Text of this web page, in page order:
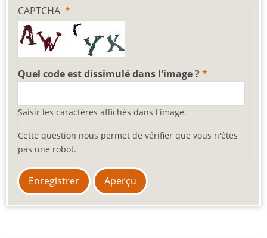
CAPTCHA
Quel code est dissimulé dans l'image ?
Saisir les caractères affichés dans l'image.
Cette question nous permet de vérifier que vous n'êtes
pas une robot.